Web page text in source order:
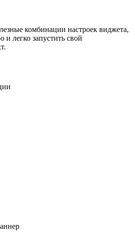
комбинации настроек виджета,
и легко запустить свой